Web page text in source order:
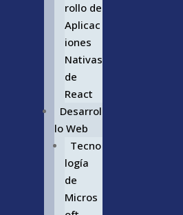
rollo de
Aplicac
iones
Nativas
de
React
Desarrol
lo Web
Tecno
logía
de
Micros